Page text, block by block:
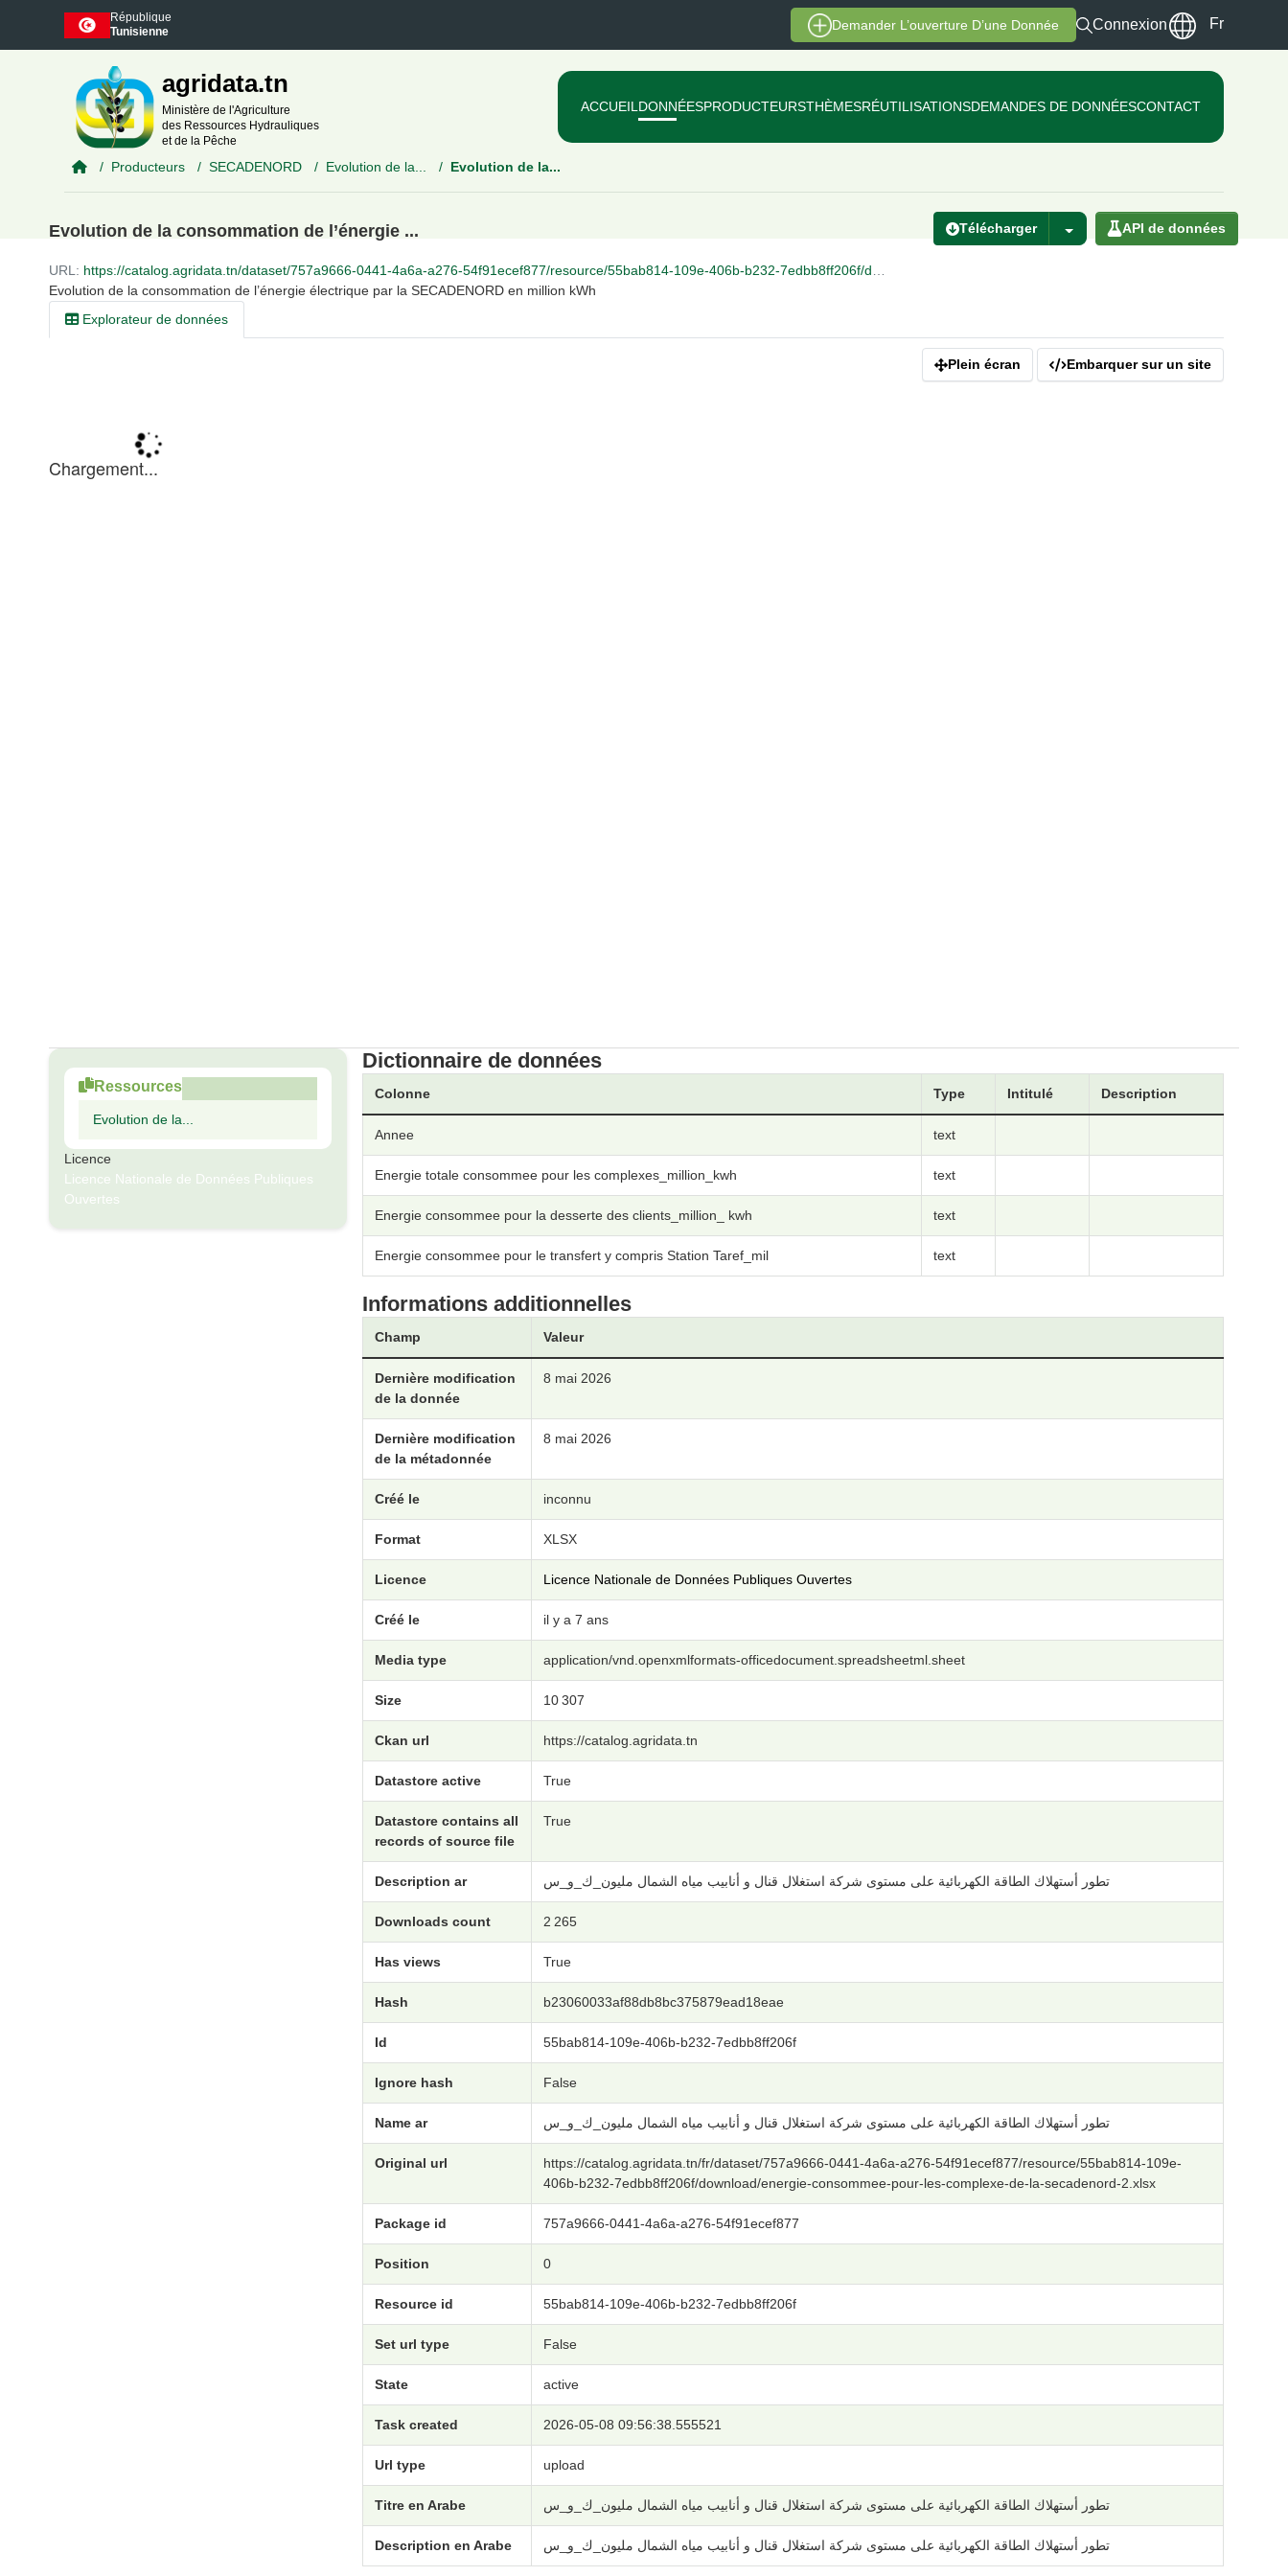
Skip to main content
République
Tunisienne
Demander L’ouverture D’une Donnée Connexion Fr
agridata.tn
Ministère de l'Agriculture
des Ressources Hydrauliques
et de la Pêche
ACCUEIL DONNÉESPRODUCTEURSTHÈMESRÉUTILISATIONSDEMANDES DE DONNÉESCONTACT
Producteurs SECADENORD Evolution de la... Evolution de la...
Télécharger API de données
Evolution de la consommation de l’énergie ...
URL: https://catalog.agridata.tn/dataset/757a9666-0441-4a6a-a276-54f91ecef877/resource/55bab814-109e-406b-b232-7edbb8ff206f/download/energie-consommee-pour-les-complexe-de-la-secadenord-2.xlsx
Evolution de la consommation de l’énergie électrique par la SECADENORD en million kWh
Explorateur de données
Plein écran Embarquer sur un site
Ressources
Evolution de la...
Licence
Licence Nationale de Données Publiques
Ouvertes
Dictionnaire de données
Colonne Type Intitulé Description
Annee text
Energie totale consommee pour les complexes_million_kwh text
Energie consommee pour la desserte des clients_million_ kwh text
Energie consommee pour le transfert y compris Station Taref_mil text
Informations additionnelles
Champ Valeur
Dernière modification
de la donnée
8 mai 2026
Dernière modification
de la métadonnée
8 mai 2026
Créé le inconnu
Format XLSX
Licence Licence Nationale de Données Publiques Ouvertes
Créé le il y a 7 ans
Media type application/vnd.openxmlformats-officedocument.spreadsheetml.sheet
Size 10 307
Ckan url https://catalog.agridata.tn
Datastore active True
Datastore contains all
records of source file
True
Description ar تطور أستهلاك الطاقة الكهربائية على مستوى شركة استغلال قنال و أنابيب مياه الشمال مليون_ك_و_س
Downloads count 2 265
Has views True
Hash b23060033af88db8bc375879ead18eae
Id 55bab814-109e-406b-b232-7edbb8ff206f
Ignore hash False
Name ar تطور أستهلاك الطاقة الكهربائية على مستوى شركة استغلال قنال و أنابيب مياه الشمال مليون_ك_و_س
Original url
https://catalog.agridata.tn/fr/dataset/757a9666-0441-4a6a-a276-54f91ecef877/resource/55bab814-109e-
406b-b232-7edbb8ff206f/download/energie-consommee-pour-les-complexe-de-la-secadenord-2.xlsx
Package id 757a9666-0441-4a6a-a276-54f91ecef877
Position 0
Resource id 55bab814-109e-406b-b232-7edbb8ff206f
Set url type False
State active
Task created 2026-05-08 09:56:38.555521
Url type upload
Titre en Arabe تطور أستهلاك الطاقة الكهربائية على مستوى شركة استغلال قنال و أنابيب مياه الشمال مليون_ك_و_س
Description en Arabe تطور أستهلاك الطاقة الكهربائية على مستوى شركة استغلال قنال و أنابيب مياه الشمال مليون_ك_و_س